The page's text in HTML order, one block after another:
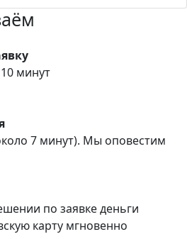
минут
7 минут). Мы оповестим
по заявке деньги
карту мгновенно